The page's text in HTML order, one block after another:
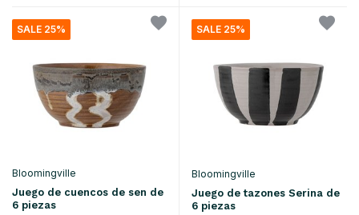
SALE 25%
Bloomingville
Juego de cuencos de sen de
6 piezas
SALE 25%
Bloomingville
Juego de tazones Serina de
6 piezas